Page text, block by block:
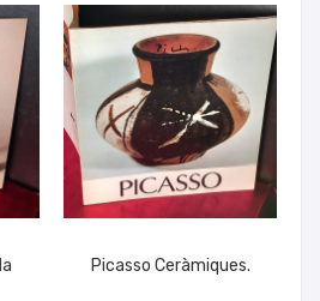
Picasso Ceràmiques.